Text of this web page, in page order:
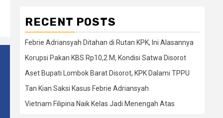
RECENT POSTS
Febrie Adriansyah Ditahan di Rutan KPK, Ini Alasannya
Korupsi Pakan KBS Rp10,2 M, Kondisi Satwa Disorot
Aset Bupati Lombok Barat Disorot, KPK Dalami TPPU
Tan Kian Saksi Kasus Febrie Adriansyah
Vietnam Filipina Naik Kelas Jadi Menengah Atas